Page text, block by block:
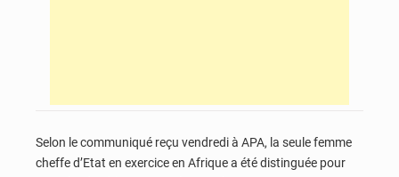
Selon le communiqué reçu vendredi à APA, la seule femme
cheffe d’Etat en exercice en Afrique a été distinguée pour